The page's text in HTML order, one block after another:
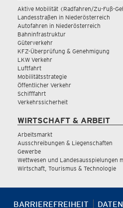
Aktive Mobilität (Radfahren/Zu-Fuß-
Landesstraßen in Niederösterreich
Autofahren in Niederösterreich
Bahninfrastruktur
Güterverkehr
KFZ-Überprüfung & Genehmigung
LKW Verkehr
Luftfahrt
Mobilitätsstrategie
Öffentlicher Verkehr
Schifffahrt
Verkehrssicherheit
WIRTSCHAFT & ARBEIT
Arbeitsmarkt
Ausschreibungen & Liegenschaften
Gewerbe
Wettwesen und Landesausspielungen
Wirtschaft, Tourismus & Technologie
BARRIEREFREIHEIT